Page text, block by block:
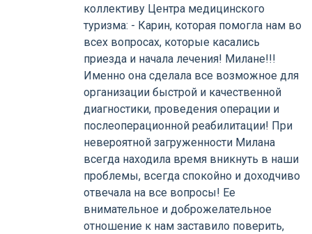
коллективу Центра медицинского
туризма: - Карин, которая помогла нам во
всех вопросах, которые касались
приезда и начала лечения! Милане!!!
Именно она сделала все возможное для
организации быстрой и качественной
диагностики, проведения операции и
послеоперационной реабилитации! При
невероятной загруженности Милана
всегда находила время вникнуть в наши
проблемы, всегда спокойно и доходчиво
отвечала на все вопросы! Ее
внимательное и доброжелательное
отношение к нам заставило поверить,